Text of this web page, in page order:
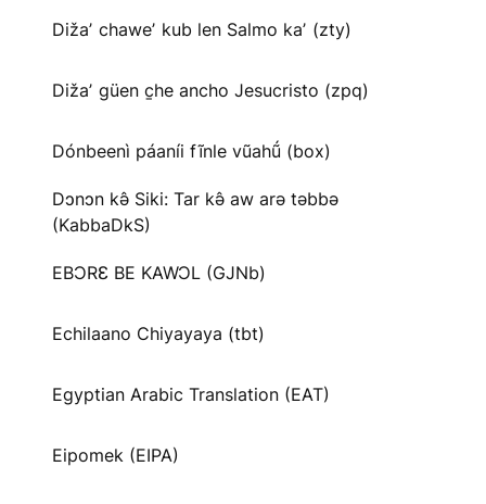
Dižaʼ chaweʼ kub len Salmo kaʼ (zty)
Dižaʼ güen c̱he ancho Jesucristo (zpq)
Dónbeenì páaníi fĩnle vũahṹ (box)
Dɔnɔn kə̂ Siki: Tar kə̂ aw arə təbbə
(KabbaDkS)
EBƆRƐ BE KAWƆL (GJNb)
Echilaano Chiyayaya (tbt)
Egyptian Arabic Translation (EAT)
Eipomek (EIPA)